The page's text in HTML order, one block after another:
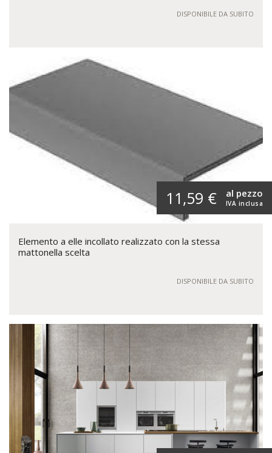
DISPONIBILE DA SUBITO
11,59 € IVA inclusa
al pezzo
Elemento a elle incollato realizzato con la stessa
mattonella scelta
DISPONIBILE DA SUBITO